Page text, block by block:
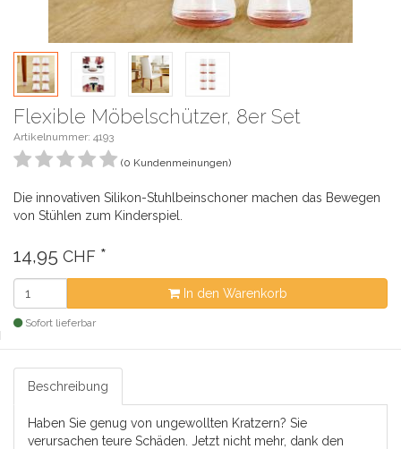
Flexible Möbelschützer, 8er Set
Artikelnummer: 4193
(0 Kundenmeinungen)
Die innovativen Silikon-Stuhlbeinschoner machen das Bewegen
von Stühlen zum Kinderspiel.
14,95 CHF *
In den Warenkorb
Sofort lieferbar
Beschreibung
Haben Sie genug von ungewollten Kratzern? Sie
verursachen teure Schäden. Jetzt nicht mehr, dank den